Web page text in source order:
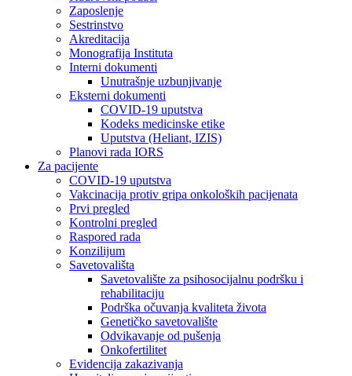
Zaposlenje
Sestrinstvo
Akreditacija
Monografija Instituta
Interni dokumenti
Unutrašnje uzbunjivanje
Eksterni dokumenti
COVID-19 uputstva
Kodeks medicinske etike
Uputstva (Heliant, IZIS)
Planovi rada IORS
Za pacijente
COVID-19 uputstva
Vakcinacija protiv gripa onkoloških pacijenata
Prvi pregled
Kontrolni pregled
Raspored rada
Konzilijum
Savetovališta
Savetovalište za psihosocijalnu podršku i
rehabilitaciju
Podrška očuvanja kvaliteta života
Genetičko savetovalište
Odvikavanje od pušenja
Onkofertilitet
Evidencija zakazivanja